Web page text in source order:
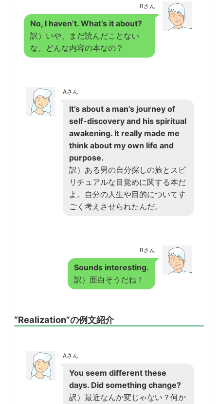
Bさん
No, I haven’t. What’s it about?
訳）いや、まだ読んだことない
な。どんな内容の本なの？
Aさん
It’s about a man’s journey of
self-discovery and his spiritual
awakening. It really made me
think about my own life and
purpose.
訳）ある男の自分探しの旅とスピ
リチュアルな目覚めに関する本だ
よ。自分の人生や目的についてす
ごく考えさせられたんだ。
Bさん
Sounds interesting.
訳）面白そうだね！
“Realization”の例文紹介
Aさん
You seem different these
days. Did something change?
訳）最近なんか変じゃない？何か